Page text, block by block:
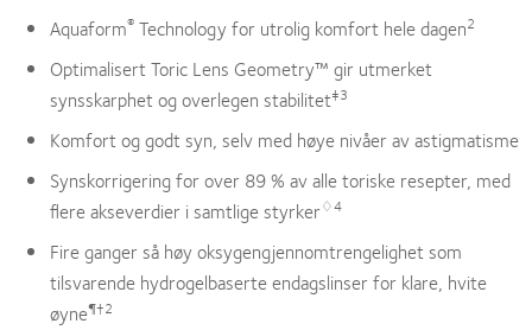
Aquaform® Technology for utrolig komfort hele dagen2
Optimalisert Toric Lens Geometry™ gir utmerket
synsskarphet og overlegen stabilitet‡3
Komfort og godt syn, selv med høye nivåer av astigmatisme
Synskorrigering for over 89 % av alle toriske resepter, med
flere akseverdier i samtlige styrker♢4
Fire ganger så høy oksygengjennomtrengelighet som
tilsvarende hydrogelbaserte endagslinser for klare, hvite
øyne¶†2